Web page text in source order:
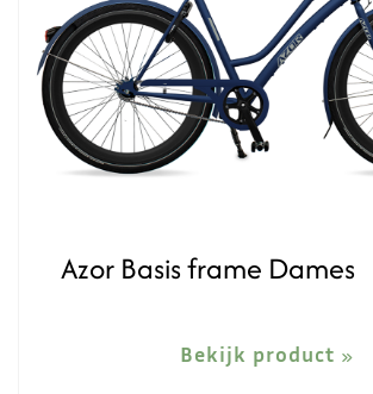
Azor Basis frame Dames
Bekijk product